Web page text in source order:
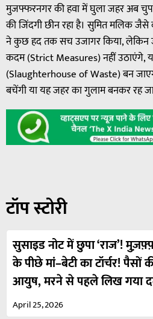
मुजफ्फरनगर की हवा में घुला जहर अब
की जिंदगी छीन रहा है। सुमित मलिक जैसे
ने कुछ हद तक सच उजागर किया, लेकिन
कदम (Strict Measures) नहीं उठाएंगे,
(Slaughterhouse of Waste) बन
बचेंगी या यह जहर का गुलाम बनकर रह
टॉप स्टोरी
सुसाइड नोट में छुपा ‘राज’!
के पीछे मां–बेटी का टॉर्चर! पैसों
आयुष, मरने से पहले लिख गया
April 25, 2026